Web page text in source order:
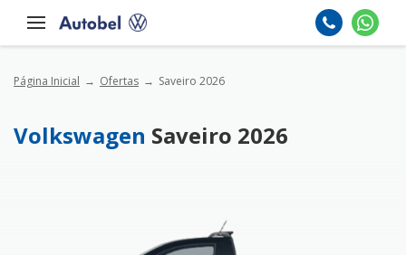
Página Inicial Ofertas Saveiro 2026
Volkswagen Saveiro 2026